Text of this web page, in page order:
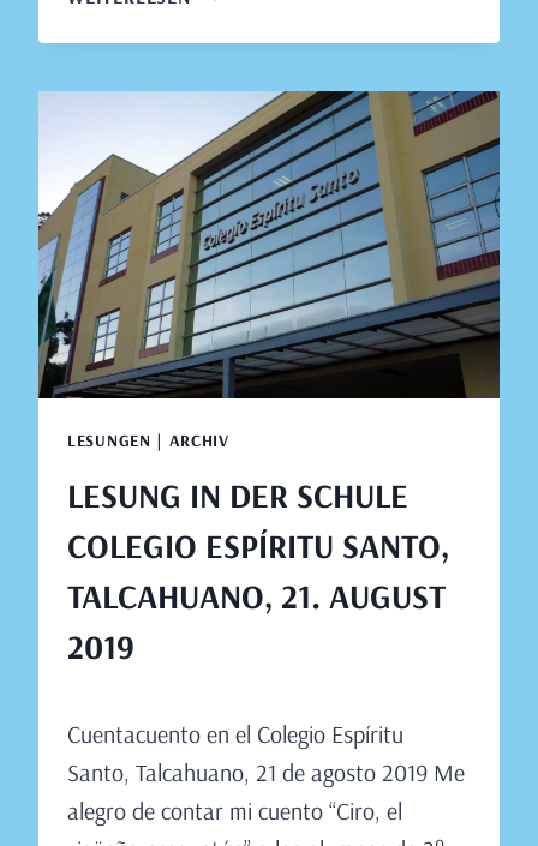
DER
COLEGIO
MARÍA
INMACULADA,
CONCEPCIÓN,
22.
AUGUST
2019
LESUNGEN | ARCHIV
LESUNG IN DER SCHULE
COLEGIO ESPÍRITU SANTO,
TALCAHUANO, 21. AUGUST
2019
Claudia
Engeler
Cuentacuento en el Colegio Espíritu
Santo, Talcahuano, 21 de agosto 2019 Me
alegro de contar mi cuento “Ciro, el